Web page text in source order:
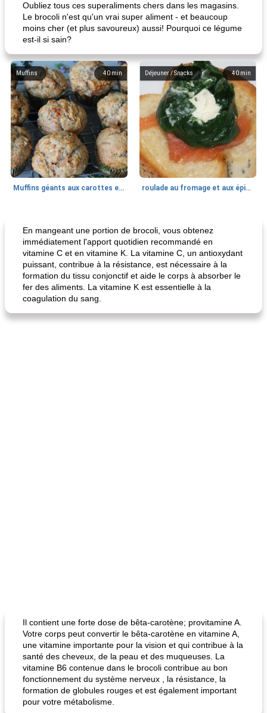
Oubliez tous ces superaliments chers dans les magasins.
Le brocoli n'est qu'un vrai super aliment - et beaucoup
moins cher (et plus savoureux) aussi! Pourquoi ce légume
est-il si sain?
40 min
Muffins
Muffins géants aux carottes et à la banane de Nif
40 min
Déjeuner / Snacks
roulade au fromage et aux épinards
astuces
En mangeant une portion de brocoli, vous obtenez
immédiatement l'apport quotidien recommandé en
vitamine C et en vitamine K. La vitamine C, un antioxydant
puissant, contribue à la résistance, est nécessaire à la
formation du tissu conjonctif et aide le corps à absorber le
fer des aliments. La vitamine K est essentielle à la
coagulation du sang.
Il contient une forte dose de bêta-carotène; provitamine A.
Votre corps peut convertir le bêta-carotène en vitamine A,
une vitamine importante pour la vision et qui contribue à la
santé des cheveux, de la peau et des muqueuses. La
vitamine B6 contenue dans le brocoli contribue au bon
fonctionnement du système nerveux , la résistance, la
formation de globules rouges et est également important
pour votre métabolisme.